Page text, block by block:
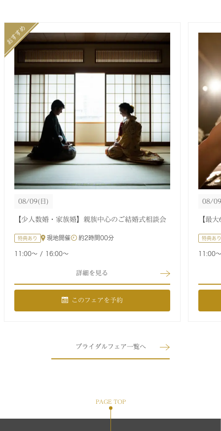
08/09(日)
【少人数婚・家族婚】親族中心のご結婚式相談会
特典あり 現地開催 約 2時間00分
11:00〜 16:00〜
詳細を見る
このフェアを予約
08/09
【最
特典あり
11:00〜
ブライダルフェア一覧へ
PAGE TOP